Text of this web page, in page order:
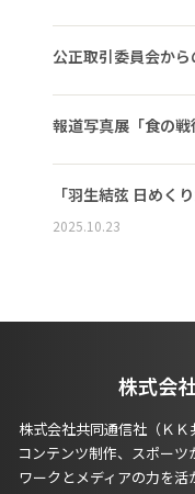
公正取引委員会か
報道写真展「食の
「羽生結弦 日めく
2025.10.23
株式会
株式会社共同通信社（Ｋ
コンテンツ制作、スポー
ワークとメディアの力を